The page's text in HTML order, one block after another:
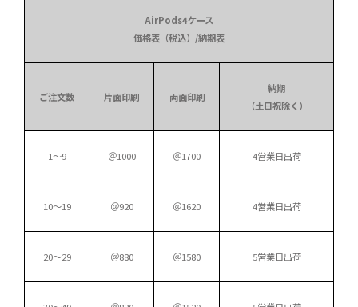
AirPods4ケース
価格表（税込）/納期表
ご注文数 片面印刷 両面印刷
納期
（土日祝除く）
1～9 ＠1000 ＠1700 4営業日出荷
10～19 ＠920 ＠1620 4営業日出荷
20～29 ＠880 ＠1580 5営業日出荷